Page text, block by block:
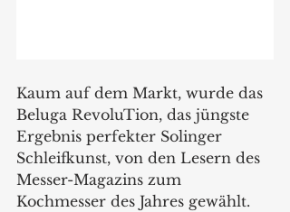
Kaum auf dem Markt, wurde das
Beluga RevoluTion, das jüngste
Ergebnis perfekter Solinger
Schleifkunst, von den Lesern des
Messer-Magazins zum
Kochmesser des Jahres gewählt.